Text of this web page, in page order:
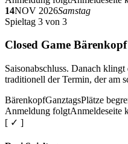
14NOV 2026Samstag
Spieltag 3 von 3
Closed Game
Saisonabschluss. Danach
traditionell der Termin, der am
BärenkopfGanztagsPlätze
Anmeldung folgtAnmeldeseite
[ ✓ ]